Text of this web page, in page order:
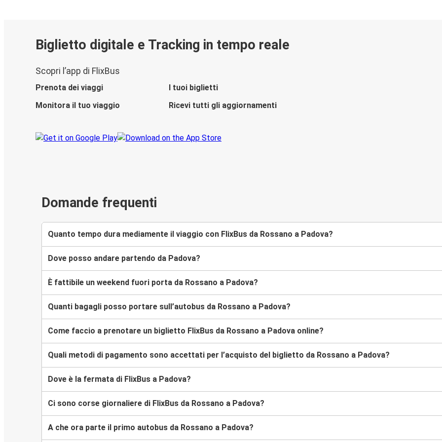
Biglietto digitale e Tracking in tempo reale
Scopri l’app di FlixBus
Prenota dei viaggi
I tuoi biglietti
Monitora il tuo viaggio
Ricevi tutti gli aggiornamenti
Domande frequenti
Quanto tempo dura mediamente il viaggio con FlixBus da Rossano a Padova?
Dove posso andare partendo da Padova?
È fattibile un weekend fuori porta da Rossano a Padova?
Quanti bagagli posso portare sull’autobus da Rossano a Padova?
Come faccio a prenotare un biglietto FlixBus da Rossano a Padova online?
Quali metodi di pagamento sono accettati per l’acquisto del biglietto da Rossano a Padova?
Dove è la fermata di FlixBus a Padova?
Ci sono corse giornaliere di FlixBus da Rossano a Padova?
A che ora parte il primo autobus da Rossano a Padova?